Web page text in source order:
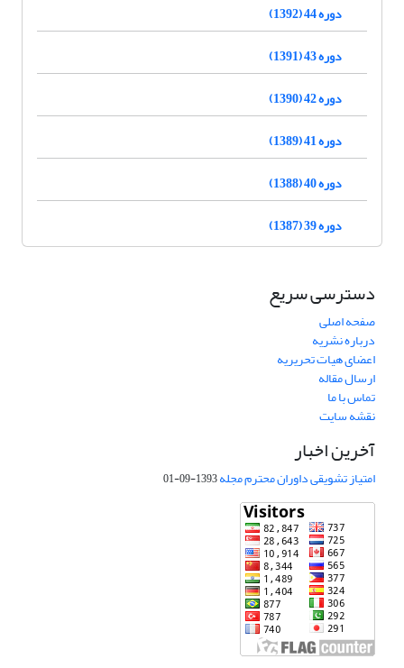
دوره 44 (1392)
دوره 43 (1391)
دوره 42 (1390)
دوره 41 (1389)
دوره 40 (1388)
دوره 39 (1387)
دسترسی سریع
صفحه اصلی
درباره نشریه
اعضای هیات تحریریه
ارسال مقاله
تماس با ما
نقشه سایت
آخرین اخبار
امتیاز تشویقی داوران محترم مجله1393-09-01